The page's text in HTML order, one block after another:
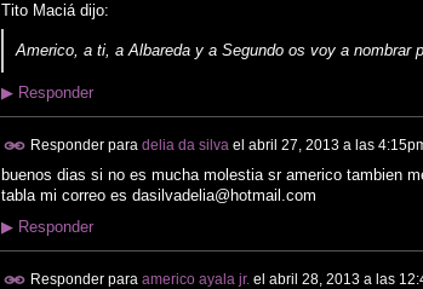
Tito Maciá dijo:
Americo, a ti, a Albareda y a Segundo os voy a nombrar
▶Responder
Responder para delia da silvael abril 27, 2013 a las
buenos dias si no es mucha molestia sr americo tambien
tabla mi correo es dasilvadelia@hotmail.com
▶Responder
Responder para americo ayala jr. el abril 28, 2013 a las